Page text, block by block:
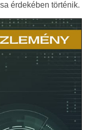
érdekében történik.